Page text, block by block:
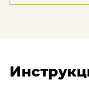
ногтей.
достаточной